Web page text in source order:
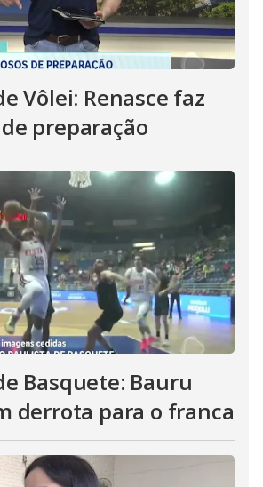
Vôlei: Renasce faz
preparação
Basquete: Bauru
derrota para o franca